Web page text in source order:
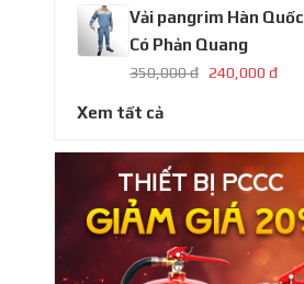
Vải pangrim Hàn Quốc
Có Phản Quang
350,000 đ 240,000 đ
Xem tất cả